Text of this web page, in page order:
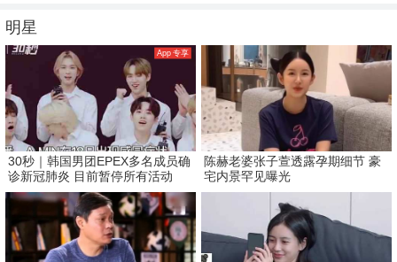
明星
App 专享
30秒｜韩国男团EPEX多名成员确
诊新冠肺炎 目前暂停所有活动
陈赫老婆张子萱透露孕期细节 豪
宅内景罕见曝光